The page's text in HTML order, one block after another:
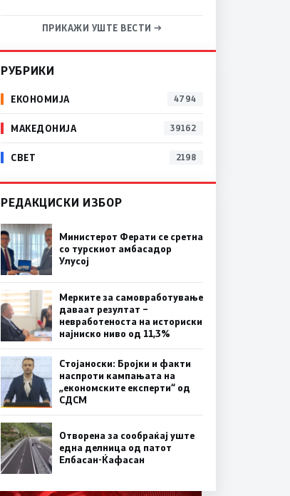
ПРИКАЖИ УШТЕ ВЕСТИ →
РУБРИКИ
ЕКОНОМИЈА 4794
МАКЕДОНИЈА 39162
СВЕТ 2198
РЕДАКЦИСКИ ИЗБОР
Министерот Ферати се сретна
со турскиот амбасадор
Улусој
Мерките за самовработување
даваат резултат –
невработеноста на историски
најниско ниво од 11,3%
Стојаноски: Бројки и факти
наспроти кампањата на
„економските експерти“ од
СДСM
Отворена за сообраќај уште
една делница од патот
Елбасан-Ќафасан